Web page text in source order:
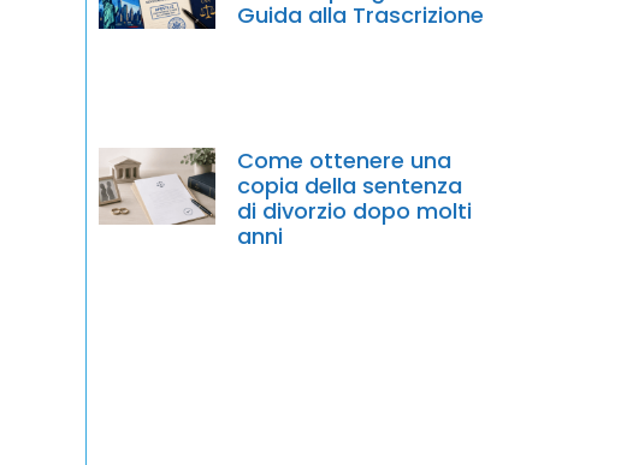
Guida alla Trascrizione
Come ottenere una
copia della sentenza
di divorzio dopo molti
anni